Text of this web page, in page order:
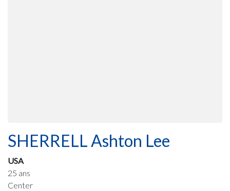
SHERRELL Ashton Lee
USA
25 ans
Center